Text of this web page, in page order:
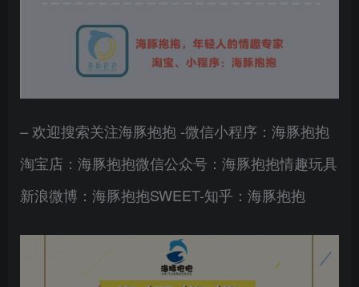
– 欢迎搜索关注海豚抱抱 -微信小程序：海豚抱抱
淘宝店：海豚抱抱微信公众号：海豚抱抱情趣玩具
新浪微博：海豚抱抱SWEET-知乎：海豚抱抱